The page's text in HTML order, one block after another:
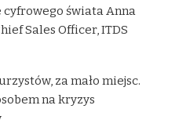
świata Anna
Sales Officer, ITDS
za mało miejsc.
na kryzys